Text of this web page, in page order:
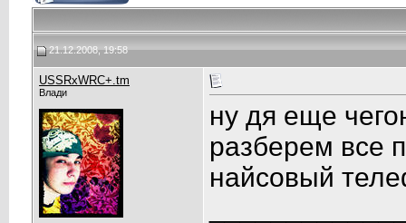
21.12.2008, 19:58
USSRxWRC+.tm
Влади
ну дя еще
разберем все
найсовый